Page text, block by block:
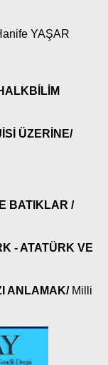
YAŞAR
ÜZERİNE/
BATIKLAR /
- ATATÜRK VE
ANLAMAK/ Milli